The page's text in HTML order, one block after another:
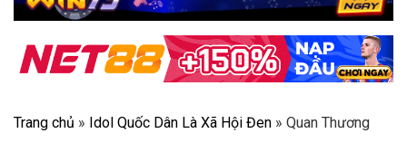
Trang chủ » Idol Quốc Dân Là Xã Hội Đen » Quan Thương